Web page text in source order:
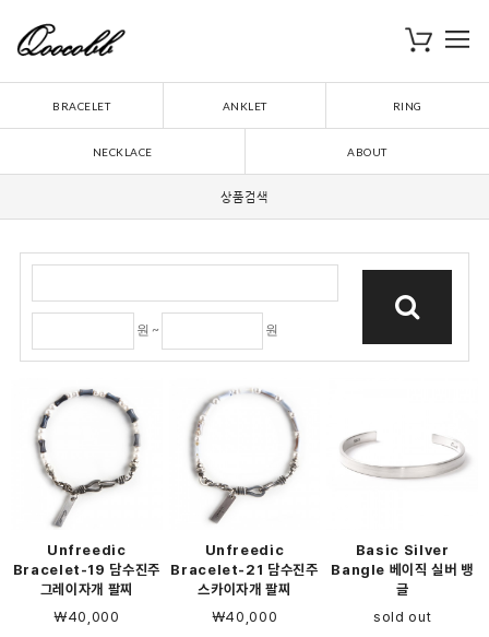
장바구니
BRACELET ANKLET RING
NECKLACE ABOUT
상품검색
원 ~ 원
Unfreedic
Bracelet-19 담수진주
그레이자개 팔찌
￦40,000
Unfreedic
Bracelet-21 담수진주
스카이자개 팔찌
￦40,000
Basic Silver
Bangle 베이직 실버 뱅
글
sold out